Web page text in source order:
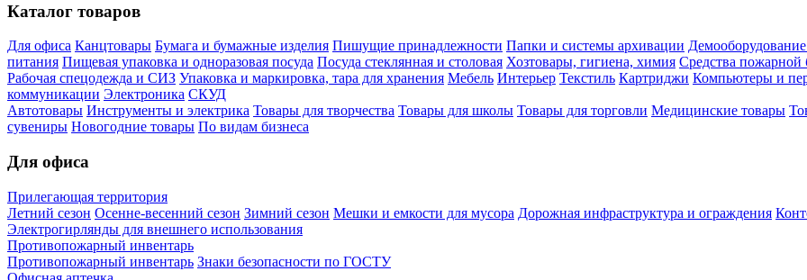
Каталог товаров
Для офиса Канцтовары Бумага и бумажные изделия Пишущие принадлежности Папки и системы архивации
питания Пищевая упаковка и одноразовая посуда Посуда стеклянная и столовая Хозтовары, гигиена, химия Средства пожарной
Рабочая спецодежда и СИЗ Упаковка и маркировка, тара для хранения Мебель Интерьер Текстиль Картриджи Компьютеры и
коммуникации Электроника СКУД
Автотовары Инструменты и электрика Товары для творчества Товары для школы Товары для торговли Медицинские товары
сувениры Новогодние товары По видам бизнеса
Для офиса
Прилегающая территория
Летний сезон Осенне-весенний сезон Зимний сезон Мешки и емкости для мусора Дорожная инфраструктура и ограждения
Электрогирлянды для внешнего использования
Противопожарный инвентарь
Противопожарный инвентарь Знаки безопасности по ГОСТУ